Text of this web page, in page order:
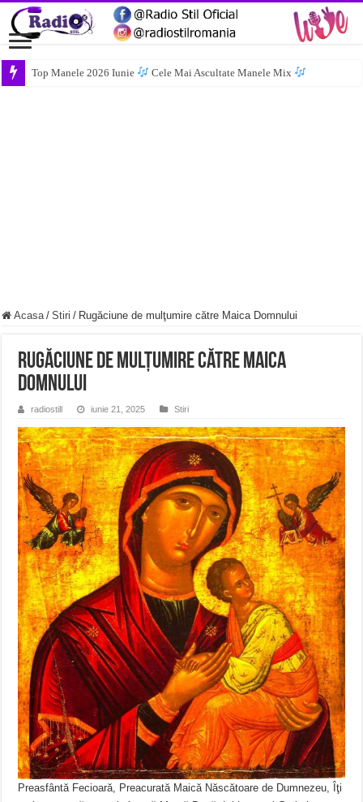
Top Manele 2026 Iunie Cele Mai Ascultate Manele Mix
Acasa / Stiri / Rugăciune de mulţumire către Maica Domnului
Rugăciune de mulţumire către Maica
Domnului
radiostill iunie 21, 2025 Stiri
Preasfântă Fecioară, Preacurată Maică Născătoare de Dumnezeu, Îţi